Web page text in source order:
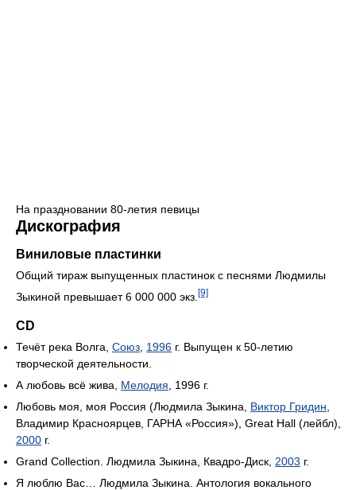
На праздновании 80-летия певицы
Дискография
Виниловые пластинки
Общий тираж выпущенных пластинок с песнями Людмилы
Зыкиной превышает 6 000 000 экз. [9]
CD
Течёт река Волга, Союз 1996 г. Выпущен к 50-летию
творческой деятельности.
А любовь всё жива, Мелодия , 1996 г.
Любовь моя, моя Россия (Людмила Зыкина, Виктор Гридин
Владимир Красноярцев, ГАРНА «Россия»), Great Hall (лейбл),
2000 г.
Grand Collection. Людмила Зыкина, Квадро-Диск, 2003 г.
Я люблю Вас… Людмила Зыкина. Антология вокального